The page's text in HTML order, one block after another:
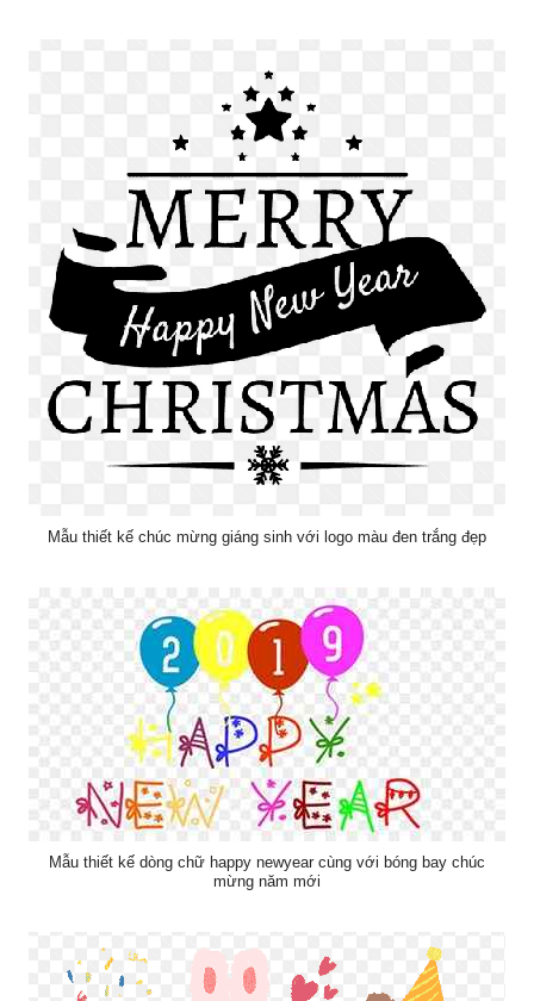
Mẫu thiết kế chúc mừng giáng sinh với logo màu đen trắng đẹp
Mẫu thiết kế dòng chữ happy newyear cùng với bóng bay chúc
mừng năm mới